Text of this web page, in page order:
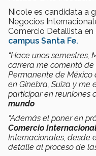
Nicole es candidata a
Negocios
Comercio Detallista en
campus Santa Fe.
“Hace unos semestres,
carrera me comentó de
Permanente de México
en Ginebra, Suiza y
participar en reuniones
mundo
“Además el poner en
Comercio
Internacionales, desde
detalle al proceso de